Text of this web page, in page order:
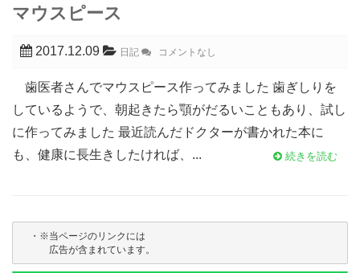
マウスピース
2017.12.09 日記 コメントなし
歯医者さんでマウスピース作ってみました 歯ぎしりを
しているようで、朝起きたら顎がだるいこともあり、試し
に作ってみました 最近読んだドクターが書かれた本に
も、健康に長生きしたければ、...
続きを読む
・※当ページのリンクには
広告が含まれています。